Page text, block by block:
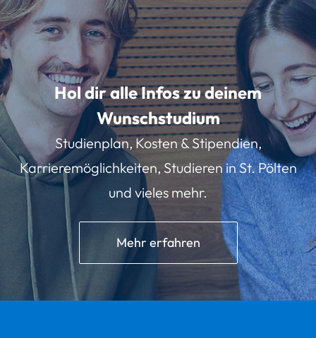
Hol dir alle Infos zu deinem
Wunschstudium
Studienplan, Kosten & Stipendien,
Karrieremöglichkeiten, Studieren in St. Pölten
und vieles mehr.
Mehr erfahren